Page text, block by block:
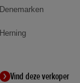
Denemarken
Herning
Vind deze verkoper